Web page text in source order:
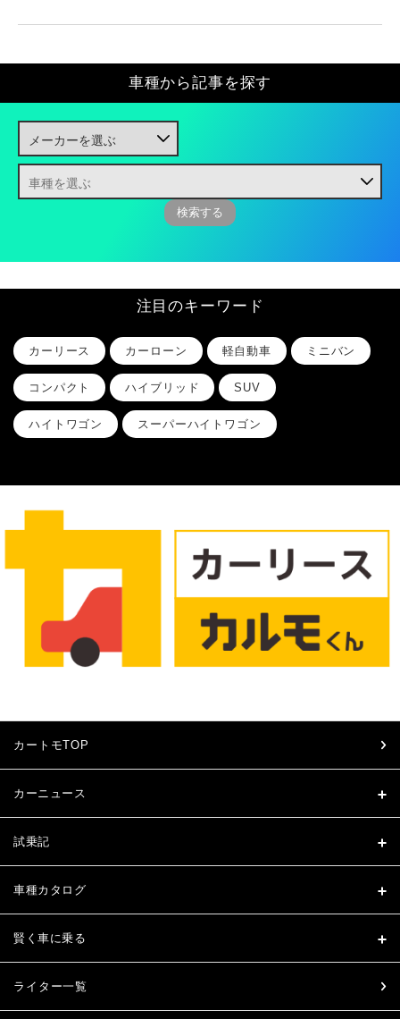
車種から記事を探す
注目のキーワード
カーリース カーローン 軽自動車 ミニバン
コンパクト ハイブリッド SUV
ハイトワゴン スーパーハイトワゴン
カートモTOP
カーニュース
試乗記
車種カタログ
賢く車に乗る
ライター一覧